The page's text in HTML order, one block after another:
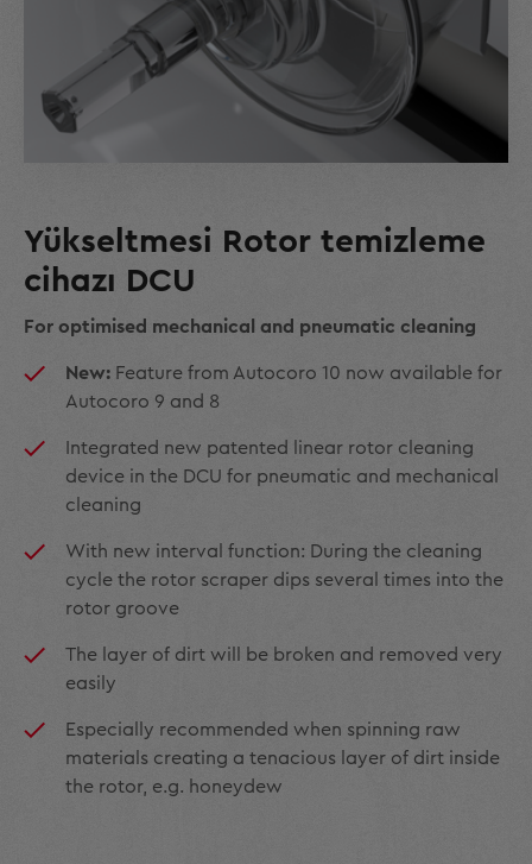
Yükseltmesi Rotor temizleme
cihazı DCU
For optimised mechanical and pneumatic cleaning
New: Feature from Autocoro 10 now available for
Autocoro 9 and 8
Integrated new patented linear rotor cleaning
device in the DCU for pneumatic and mechanical
cleaning
With new interval function: During the cleaning
cycle the rotor scraper dips several times into the
rotor groove
The layer of dirt will be broken and removed very
easily
Especially recommended when spinning raw
materials creating a tenacious layer of dirt inside
the rotor, e.g. honeydew